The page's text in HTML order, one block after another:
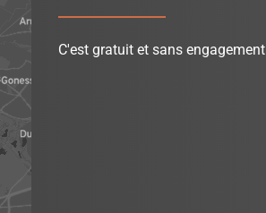
C'est gratuit et sans engagement